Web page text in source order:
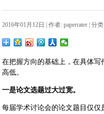
2016年01月12日 | 作者: paperrater | 分
在把握方向的基础上，在具体写
高低。
一是论文选题过大过宽。
每届学术讨论会的论文题目仅